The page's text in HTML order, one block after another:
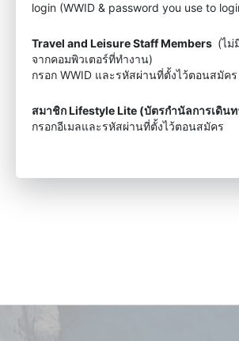
login (WWID & password you use to
Travel and Leisure Staff Members (ไม่
จากคอมพิวเตอร์ที่ทำงาน)
กรอก WWID และรหัสผ่านที่ตั้งไว้ตอนสมัคร
สมาชิก Lifestyle Lite (บัตรกำนัลการเดินท
กรอกอีเมลและรหัสผ่านที่ตั้งไว้ตอนสมัคร